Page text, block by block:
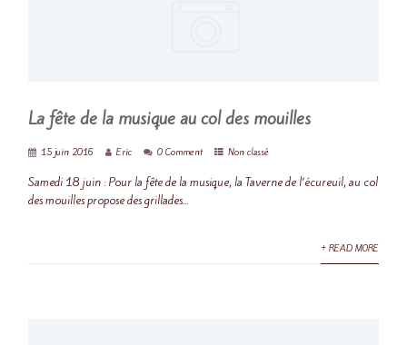
La fête de la musique au col des mouilles
15 juin 2016 Eric 0 Comment Non classé
Samedi 18 juin : Pour la fête de la musique, la Taverne de l’écureuil, au col
des mouilles propose des grillades...
+ READ MORE